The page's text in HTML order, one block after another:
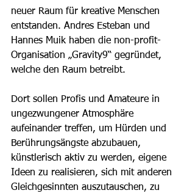
neuer Raum für kreative Menschen
entstanden. Andres Esteban und
Hannes Muik haben die non-profit-
Organisation „Gravity9“ gegründet,
welche den Raum betreibt.
Dort sollen Profis und Amateure in
ungezwungener Atmosphäre
aufeinander treffen, um Hürden und
Berührungsängste abzubauen,
künstlerisch aktiv zu werden, eigene
Ideen zu realisieren, sich mit anderen
Gleichgesinnten auszutauschen, zu